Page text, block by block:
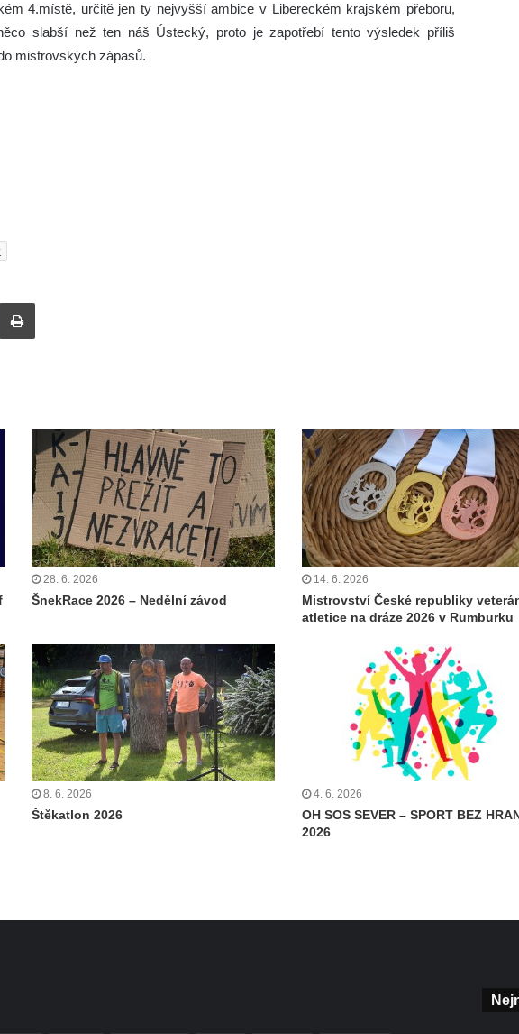
4.místě, určitě jen ty nejvyšší ambice v Libereckém krajském přeboru,
slabší než ten náš Ústecký, proto je zapotřebí tento výsledek příliš
mistrovských zápasů.
Tisknout
28. 6. 2026
ŠnekRace 2026 – Nedělní závod
14. 6. 2026
Mistrovství České republiky
atletice na dráze 2026 v Rumburku
8. 6. 2026
Štěkatlon 2026
4. 6. 2026
OH SOS SEVER – SPORT BEZ
2026